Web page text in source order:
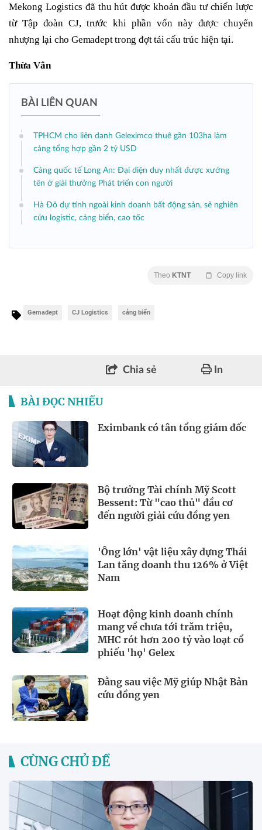
Mekong Logistics đã thu hút được khoản đầu tư chiến lược
từ Tập đoàn CJ, trước khi phần vốn này được chuyển
nhượng lại cho Gemadept trong đợt tái cấu trúc hiện tại.
Thừa Vân
BÀI LIÊN QUAN
TPHCM cho liên danh Geleximco thuê gần 103ha làm
cảng tổng hợp gần 2 tỷ USD
Cảng quốc tế Long An: Đại diện duy nhất được xướng
tên ở giải thưởng Phát triển con người
Hà Đô dự tính ngoài kinh doanh bất động sản, sẽ nghiên
cứu logistic, cảng biển, cao tốc
Theo KTNT Copy link
Gemadept CJ Logistics cảng biển
Chia sẻ In
BÀI ĐỌC NHIỀU
Eximbank có tân tổng giám đốc
Bộ trưởng Tài chính Mỹ Scott
Bessent: Từ "cao thủ" đầu cơ
đến người giải cứu đồng yen
'Ông lớn' vật liệu xây dựng Thái
Lan tăng doanh thu 126% ở Việt
Nam
Hoạt động kinh doanh chính
mang về chưa tới trăm triệu,
MHC rót hơn 200 tỷ vào loạt cổ
phiếu 'họ' Gelex
Đằng sau việc Mỹ giúp Nhật Bản
cứu đồng yen
CÙNG CHỦ ĐỀ